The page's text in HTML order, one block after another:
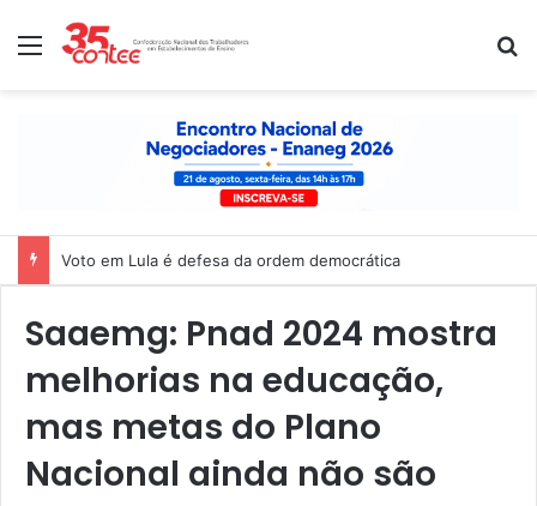
Menu
Nota de solidariedade ao povo venezuelano
Saaemg: Pnad 2024 mostra
melhorias na educação,
mas metas do Plano
Nacional ainda não são